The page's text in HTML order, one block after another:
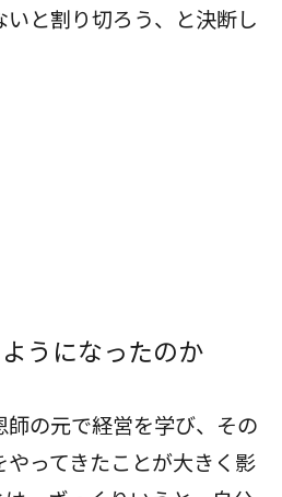
と割り切ろう、と決断し
うになったのか
の元で経営を学び、その
ってきたことが大きく影